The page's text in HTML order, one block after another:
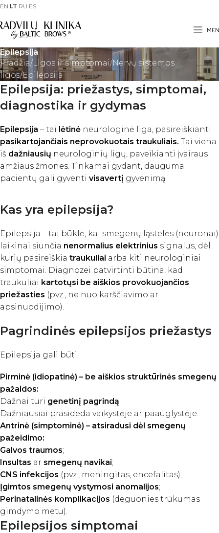
EN LT RU ES
Epilepsija
Pradžia Ligos ir simptomai Nervų sistemos
ligos Epilepsija
Epilepsija: priežastys, simptomai,
diagnostika ir gydymas
Epilepsija – tai lėtinė neurologinė liga, pasireiškianti
pasikartojančiais neprovokuotais traukuliais. Tai viena
iš dažniausių neurologinių ligų, paveikianti įvairaus
amžiaus žmones. Tinkamai gydant, dauguma
pacientų gali gyventi visavertį gyvenimą.
Kas yra epilepsija?
Epilepsija – tai būklė, kai smegenų ląstelės (neuronai)
laikinai siunčia nenormalius elektrinius signalus, dėl
kurių pasireiškia traukuliai arba kiti neurologiniai
simptomai. Diagnozei patvirtinti būtina, kad
traukuliai kartotųsi be aiškios provokuojančios
priežasties (pvz., ne nuo karščiavimo ar
apsinuodijimo).
Pagrindinės epilepsijos priežastys
Epilepsija gali būti:
Pirminė (idiopatinė) – be aiškios struktūrinės smegenų
pažaidos:
Dažnai turi genetinį pagrindą;
Dažniausiai prasideda vaikystėje ar paauglystėje.
Antrinė (simptominė) – atsiradusi dėl smegenų
pažeidimo:
Galvos traumos;
Insultas ar smegenų navikai;
CNS infekcijos (pvz., meningitas, encefalitas);
Įgimtos smegenų vystymosi anomalijos;
Perinatalinės komplikacijos (deguonies trūkumas
gimdymo metu).
Epilepsijos simptomai